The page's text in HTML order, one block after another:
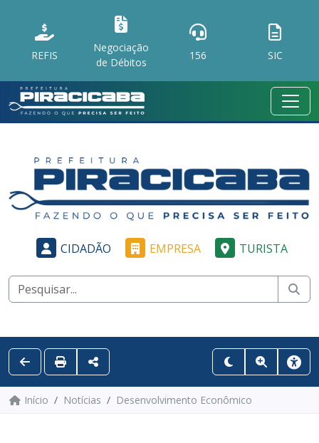
REFIS
Negociação
de Débitos
156 SIC
CIDADÃO EMPRESA TURISTA
Início Notícias Desenvolvimento Econômico